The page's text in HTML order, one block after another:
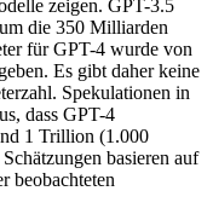
zeigen. GPT-3.5
die 350 Milliarden
für GPT-4 wurde von
Es gibt daher keine
Spekulationen in
dass GPT-4
1 Trillion (1.000
basieren auf
beobachteten